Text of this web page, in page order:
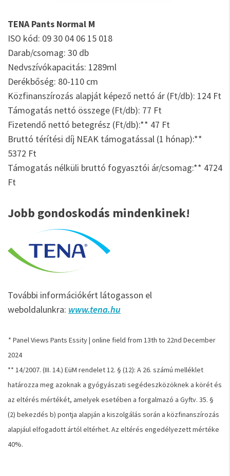
TENA Pants Normal M
ISO kód: 09 30 04 06 15 018
Darab/csomag: 30 db
Nedvszívókapacitás: 1289ml
Derékbőség: 80-110 cm
Közfinanszírozás alapját képező nettó ár (Ft/db): 124 Ft
Támogatás nettó összege (Ft/db): 77 Ft
Fizetendő nettó betegrész (Ft/db):** 47 Ft
Bruttó térítési díj NEAK támogatással (1 hónap):**
5372 Ft
Támogatás nélküli bruttó fogyasztói ár/csomag:** 4724
Ft
Jobb gondoskodás mindenkinek!
További információkért látogasson el
weboldalunkra: www.tena.hu
* Panel Views Pants Essity | online field from 13th to 22nd December
2024
** 14/2007. (III. 14.) EüM rendelet 12. § (12): A 26. számú melléklet
határozza meg azoknak a gyógyászati segédeszközöknek a körét és
az eltérés mértékét, amelyek esetében a forgalmazó a Gyftv. 35. §
(2) bekezdés b) pontja alapján a kiszolgálás során a közfinanszírozás
alapjául elfogadott ártól eltérhet. Az eltérés engedélyezett mértéke
40%.